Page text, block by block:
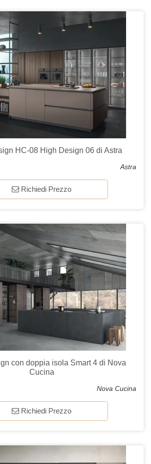
HC-08 High Design 06 di Astra
Astra
Richiedi Prezzo
con doppia isola Smart 4 di Nova
Cucina
Nova Cucina
Richiedi Prezzo